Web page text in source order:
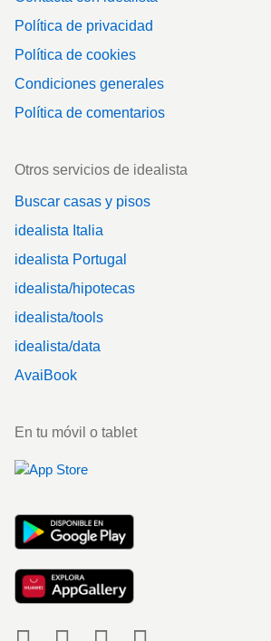
Política de privacidad
Política de cookies
Condiciones generales
Política de comentarios
Otros servicios de idealista
Buscar casas y pisos
idealista Italia
idealista Portugal
idealista/hipotecas
idealista/tools
idealista/data
AvaiBook
En tu móvil o tablet